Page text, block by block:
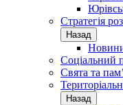
Стратегія
Назад
Новини
Соціальний
Свята та
Назад